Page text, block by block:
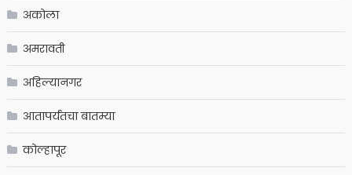
अकोला
अमरावती
अहिल्यानगर
आतापर्यंतचा बातम्या
कोल्हापूर